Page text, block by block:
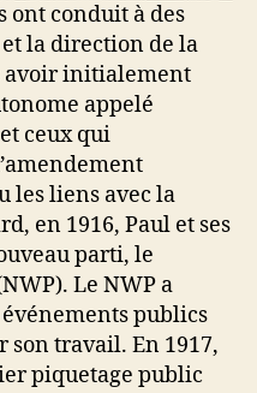
ont conduit à des
la direction de la
avoir initialement
appelé
ceux qui
les liens avec la
en 1916, Paul et ses
parti, le
Le NWP a
publics
travail. En 1917,
piquetage public